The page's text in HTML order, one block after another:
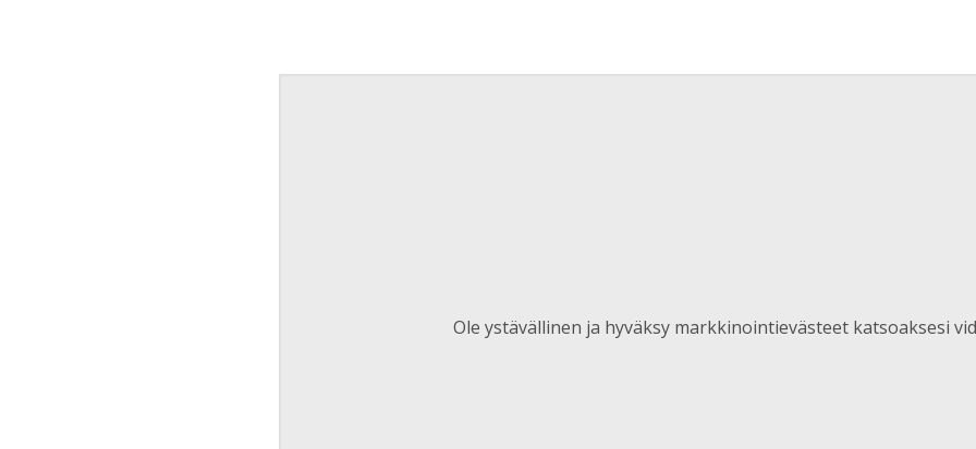
Ole ystävällinen ja hyväksy markkinointievästeet katsoaksesi